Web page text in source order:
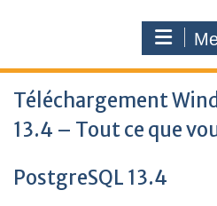
Téléchargement
13.4 – Tout ce que
PostgreSQL 13.4